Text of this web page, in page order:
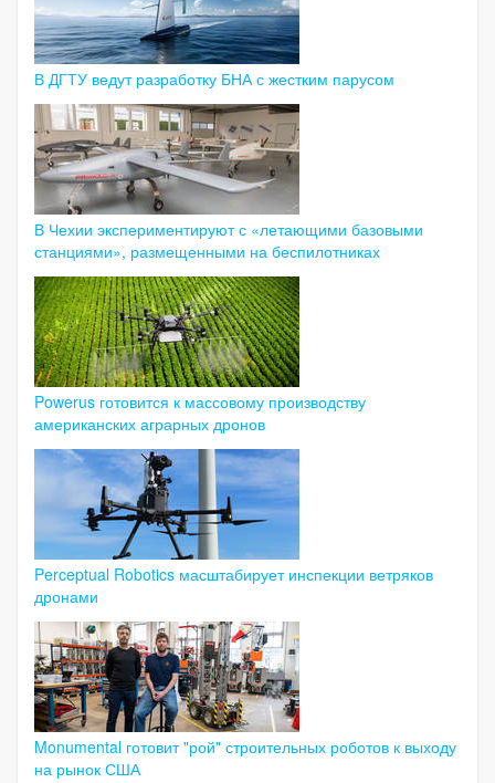
В ДГТУ ведут разработку БНА с жестким парусом
В Чехии экспериментируют с «летающими базовыми
станциями», размещенными на беспилотниках
Powerus готовится к массовому производству
американских аграрных дронов
Perceptual Robotics масштабирует инспекции ветряков
дронами
Monumental готовит "рой" строительных роботов к выходу
на рынок США